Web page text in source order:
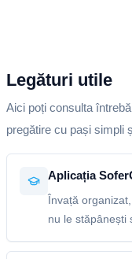
Legături utile
Aici poți consulta
pregătire cu pași simpli
Aplicația
Învață
nu le stăpânești